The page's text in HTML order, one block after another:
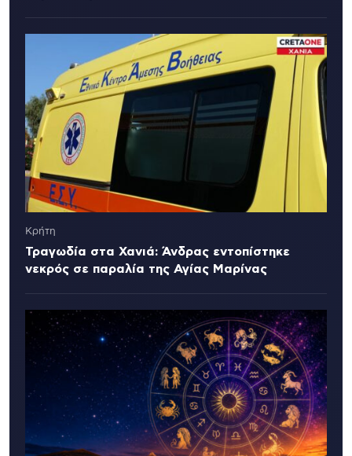
Κρήτη
Τραγωδία στα Χανιά: Άνδρας εντοπίστηκε
νεκρός σε παραλία της Αγίας Μαρίνας